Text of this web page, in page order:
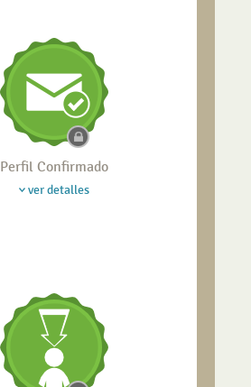
Perfil Confirmado
ver detalles